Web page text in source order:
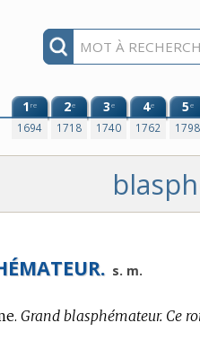
1re
1694
2e
1718
3e
1740
4e
1762
5e
1798
s. m.
Grand blasphémateur. Ce